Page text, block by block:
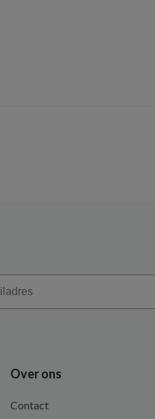
Over ons
Contact